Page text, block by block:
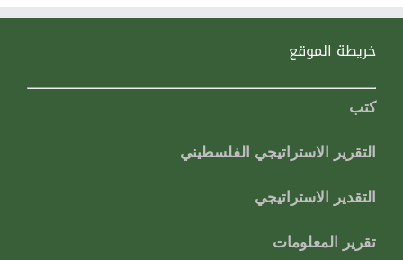
خريطة الموقع
كتب
التقرير الاستراتيجي الفلسطيني
التقدير الاستراتيجي
تقرير المعلومات